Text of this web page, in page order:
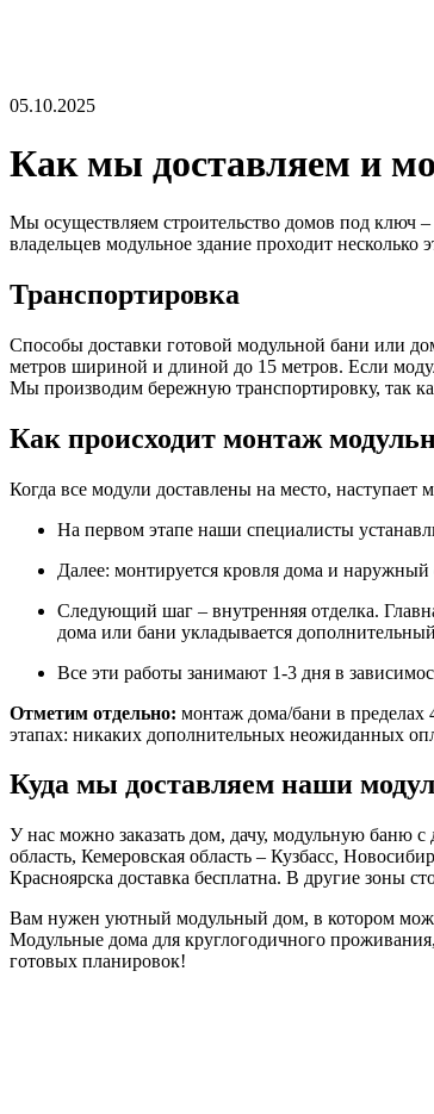
05.10.2025
Как мы доставляем и
Мы осуществляем строительство домов под ключ
владельцев модульное здание проходит
Транспортировка
Способы доставки готовой модульной бани или
метров шириной и длиной до 15 метров. Если
Мы производим бережную транспортировку, так
Как происходит монтаж
Когда все модули доставлены на место,
На первом этапе наши специалисты
Далее: монтируется кровля дома и наружный
Следующий шаг – внутренняя отделка.
дома или бани укладывается
Все эти работы занимают 1-3 дня в
Отметим отдельно: монтаж дома/бани в пределах
этапах: никаких дополнительных неожиданных
Куда мы доставляем наши
У нас можно заказать дом, дачу, модульную баню
область, Кемеровская область – Кузбасс,
Красноярска доставка бесплатна. В другие зоны
Вам нужен уютный модульный дом, в котором
Модульные дома для круглогодичного
готовых планировок!